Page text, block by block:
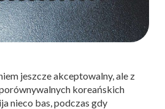
jeszcze akceptowalny, ale z
koreańskich
nieco bas, podczas gdy